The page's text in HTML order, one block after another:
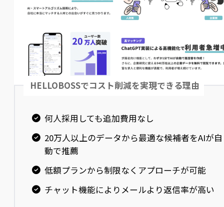
HELLOBOSSでコスト削減を実現できる理由
何人採用しても追加費用なし
20万人以上のデータから最適な候補者をAIが自
動で推薦
低額プランから制限なくアプローチが可能
チャット機能によりメールより返信率が高い